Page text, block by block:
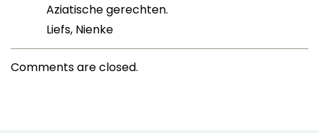
Aziatische gerechten.
Liefs, Nienke
Comments are closed.